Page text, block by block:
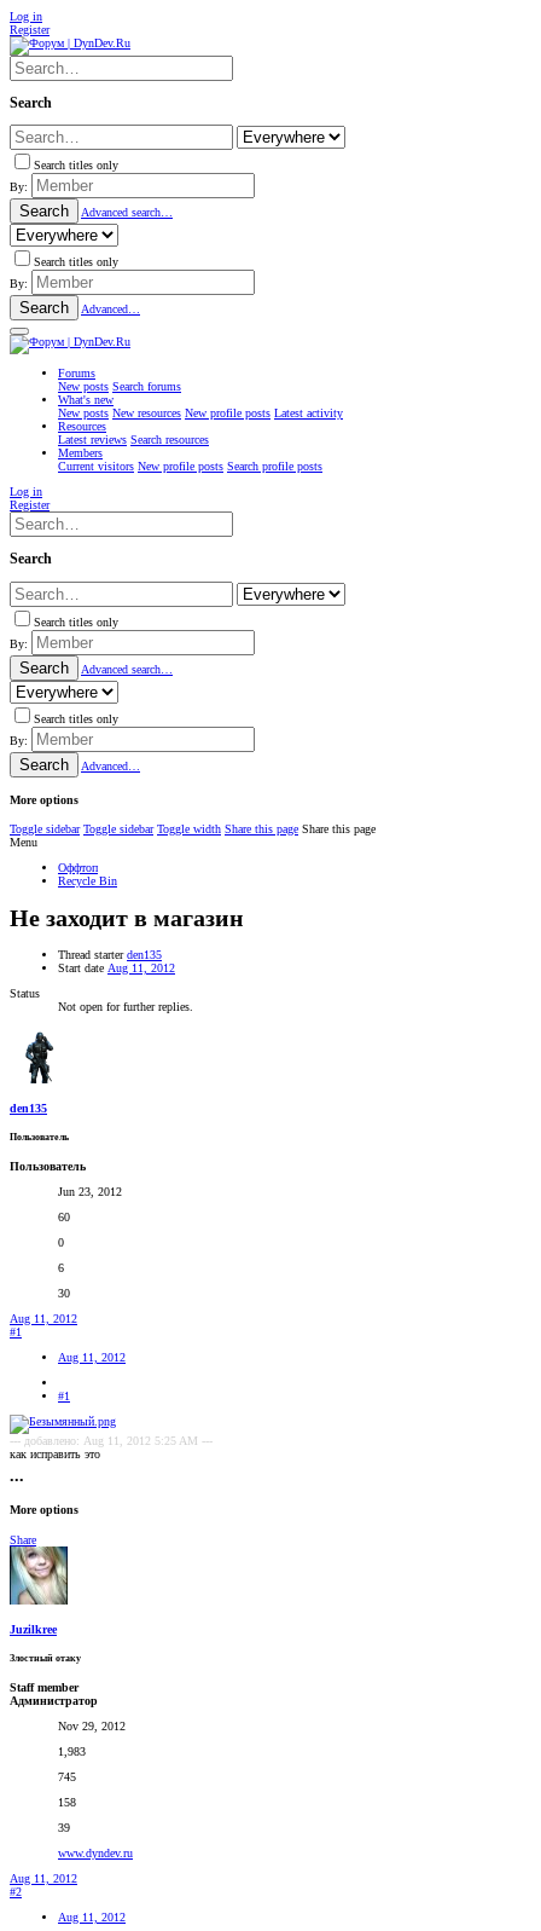
Log in
Register
Search
Search titles only
By:
Search Advanced search…
Search titles only
By:
Search Advanced…
Forums
New posts Search forums
What's new
New posts New resources New profile posts Latest activity
Resources
Latest reviews Search resources
Members
Current visitors New profile posts Search profile posts
Log in
Register
Search
Search titles only
By:
Search Advanced search…
Search titles only
By:
Search Advanced…
More options
Toggle sidebar Toggle sidebar Toggle width Share this page Share this page
Menu
Оффтоп
Recycle Bin
Не заходит в магазин
Thread starter den135
Start date Aug 11, 2012
Status
Not open for further replies.
den135
Пользователь
Пользователь
Jun 23, 2012
60
0
6
30
Aug 11, 2012
#1
Aug 11, 2012
#1
--- добавлено: Aug 11, 2012 5:25 AM ---
как исправить это
•••
More options
Share
Juzilkree
Злостный отаку
Staff member
Администратор
Nov 29, 2012
1,983
745
158
39
www.dyndev.ru
Aug 11, 2012
#2
Aug 11, 2012